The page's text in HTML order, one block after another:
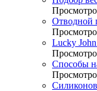
Отводной
Lucky
Способы